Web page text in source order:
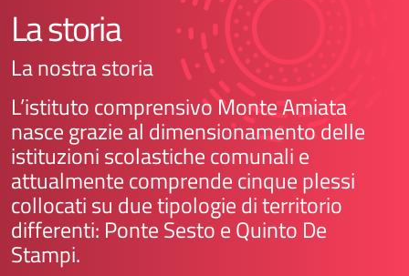
La storia
La nostra storia
L’istituto comprensivo Monte Amiata
nasce grazie al dimensionamento delle
istituzioni scolastiche comunali e
attualmente comprende cinque plessi
collocati su due tipologie di territorio
differenti: Ponte Sesto e Quinto De
Stampi.